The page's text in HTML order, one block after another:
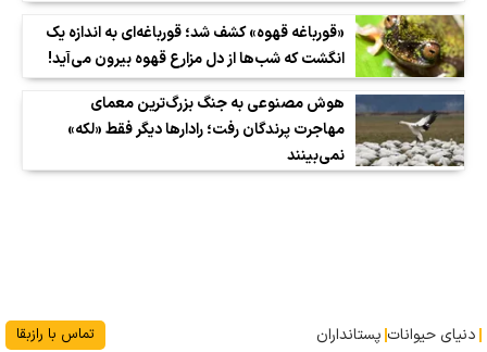
«قورباغه قهوه» کشف شد؛ قورباغه‌ای به اندازه یک
انگشت که شب‌ها از دل مزارع قهوه بیرون می‌آید!
هوش مصنوعی به جنگ بزرگ‌ترین معمای
مهاجرت پرندگان رفت؛ رادارها دیگر فقط «لکه»
نمی‌بینند
دنیای حیوانات پستانداران تماس با رازبقا